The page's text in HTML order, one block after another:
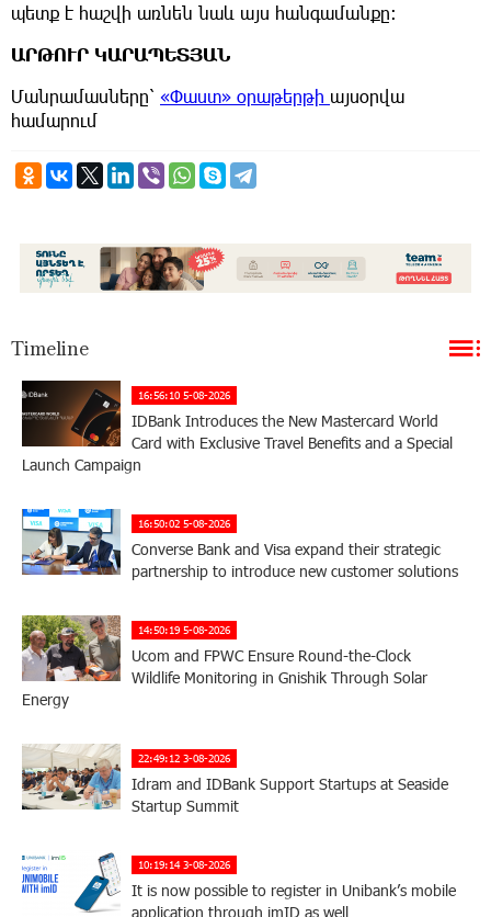
պետք է հաշվի առնեն նաև այս հանգամանքը։
ԱՐԹՈՒՐ ԿԱՐԱՊԵՏՅԱՆ
Մանրամասները՝ «Փաստ» օրաթերթի այսօրվա
համարում
Timeline
16:56:10 5-08-2026
IDBank Introduces the New Mastercard World
Card with Exclusive Travel Benefits and a Special
Launch Campaign
16:50:02 5-08-2026
Converse Bank and Visa expand their strategic
partnership to introduce new customer solutions
14:50:19 5-08-2026
Ucom and FPWC Ensure Round-the-Clock
Wildlife Monitoring in Gnishik Through Solar
Energy
22:49:12 3-08-2026
Idram and IDBank Support Startups at Seaside
Startup Summit
10:19:14 3-08-2026
It is now possible to register in Unibank’s mobile
application through imID as well